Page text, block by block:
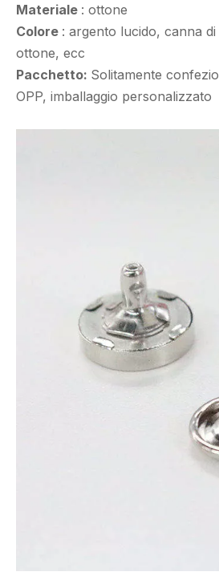
Materiale : ottone
Colore : argento lucido, canna
ottone, ecc
Pacchetto: Solitamente
OPP, imballaggio personalizzato